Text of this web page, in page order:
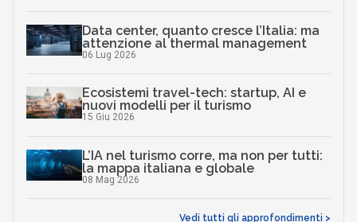
Data center, quanto cresce l’Italia: ma
attenzione al thermal management
06 Lug 2026
Ecosistemi travel-tech: startup, AI e
nuovi modelli per il turismo
15 Giu 2026
L’IA nel turismo corre, ma non per tutti:
la mappa italiana e globale
08 Mag 2026
Vedi tutti gli approfondimenti >